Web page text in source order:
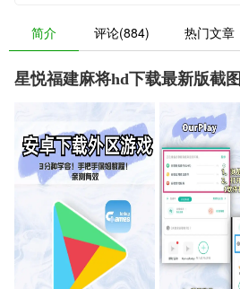
简介 评论(884) 热门文章
星悦福建麻将hd下载最新版截图